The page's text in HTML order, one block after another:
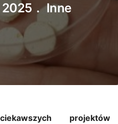
Inne
projektów